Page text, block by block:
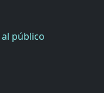
público